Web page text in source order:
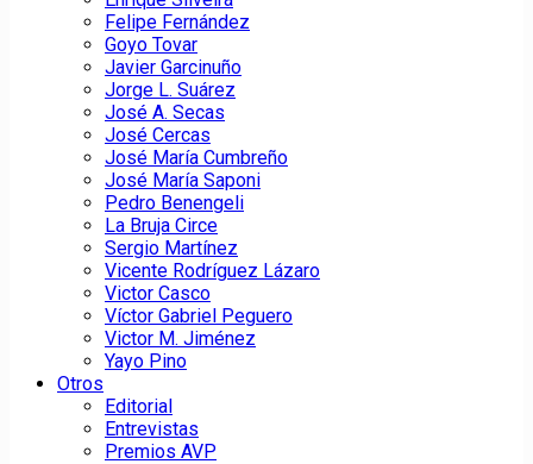
Felipe Fernández
Goyo Tovar
Javier Garcinuño
Jorge L. Suárez
José A. Secas
José Cercas
José María Cumbreño
José María Saponi
Pedro Benengeli
La Bruja Circe
Sergio Martínez
Vicente Rodríguez Lázaro
Victor Casco
Víctor Gabriel Peguero
Victor M. Jiménez
Yayo Pino
Otros
Editorial
Entrevistas
Premios AVP